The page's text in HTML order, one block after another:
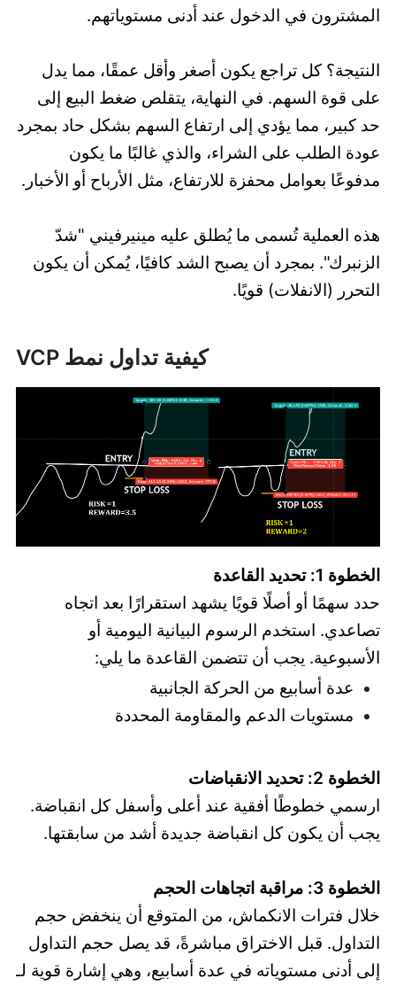
المشترون في الدخول عند أدنى مستوياتهم.
النتيجة؟ كل تراجع يكون أصغر وأقل عمقًا، مما يدل
على قوة السهم. في النهاية، يتقلص ضغط البيع إلى
حد كبير، مما يؤدي إلى ارتفاع السهم بشكل حاد بمجرد
عودة الطلب على الشراء، والذي غالبًا ما يكون
مدفوعًا بعوامل محفزة للارتفاع، مثل الأرباح أو الأخبار.
هذه العملية تُسمى ما يُطلق عليه مينيرفيني "شدّ
الزنبرك". بمجرد أن يصبح الشد كافيًا، يُمكن أن يكون
التحرر (الانفلات) قويًا.
كيفية تداول نمط VCP
الخطوة 1: تحديد القاعدة
حدد سهمًا أو أصلًا قويًا يشهد استقرارًا بعد اتجاه
تصاعدي. استخدم الرسوم البيانية اليومية أو
الأسبوعية. يجب أن تتضمن القاعدة ما يلي:
عدة أسابيع من الحركة الجانبية
مستويات الدعم والمقاومة المحددة
الخطوة 2: تحديد الانقباضات
ارسمي خطوطًا أفقية عند أعلى وأسفل كل انقباضة.
يجب أن يكون كل انقباضة جديدة أشد من سابقتها.
الخطوة 3: مراقبة اتجاهات الحجم
خلال فترات الانكماش، من المتوقع أن ينخفض حجم
التداول. قبل الاختراق مباشرةً، قد يصل حجم التداول
إلى أدنى مستوياته في عدة أسابيع، وهي إشارة قوية لـ